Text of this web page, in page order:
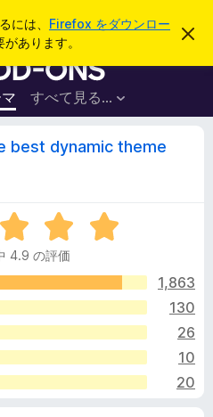
には、 Firefox をダウンロー
あります。
こ
を
F
i
r
e
f
ラ
ウ
ザ
ー
ド
オ
ン
すべて見る...
ログイン
best dynamic theme
4.9 の評価
1,863
130
26
10
20